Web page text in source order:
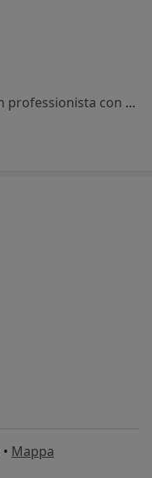
Questo centro non ha nessun professionista con date disponibili
• Mappa